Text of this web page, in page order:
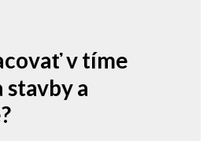
v tíme
a